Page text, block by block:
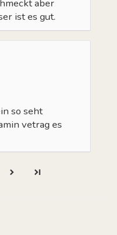
aber
ist es gut.
so seht
vetrag es